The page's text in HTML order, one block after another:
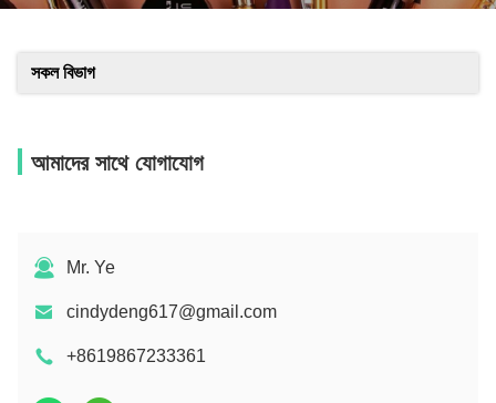
সকল বিভাগ
আমাদের সাথে যোগাযোগ
Mr. Ye
cindydeng617@gmail.com
+8619867233361